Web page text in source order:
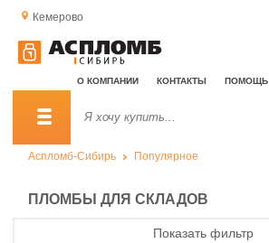
Кемерово
О КОМПАНИИ КОНТАКТЫ ПОМОЩЬ
Аспломб-Сибирь Популярное
ПЛОМБЫ ДЛЯ СКЛАДОВ
Показать фильтр